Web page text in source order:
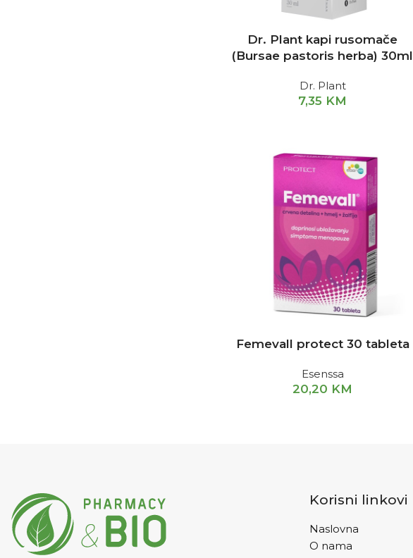
Dr. Plant kapi rusomače
(Bursae pastoris herba) 30ml
Dr. Plant
7,35 KM
Femevall protect 30 tableta
Esenssa
20,20 KM
Korisni linkovi
Naslovna
O nama